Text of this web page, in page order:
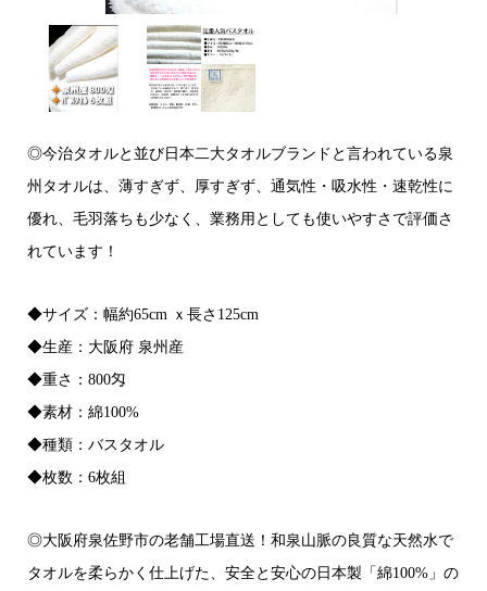
◎今治タオルと並び日本二大タオルブランドと言われている泉
州タオルは、薄すぎず、厚すぎず、通気性・吸水性・速乾性に
優れ、毛羽落ちも少なく、業務用としても使いやすさで評価さ
れています！
◆サイズ：幅約65cm ｘ長さ125cm
◆生産：大阪府 泉州産
◆重さ：800匁
◆素材：綿100%
◆種類：バスタオル
◆枚数：6枚組
◎大阪府泉佐野市の老舗工場直送！和泉山脈の良質な天然水で
タオルを柔らかく仕上げた、安全と安心の日本製「綿100%」の